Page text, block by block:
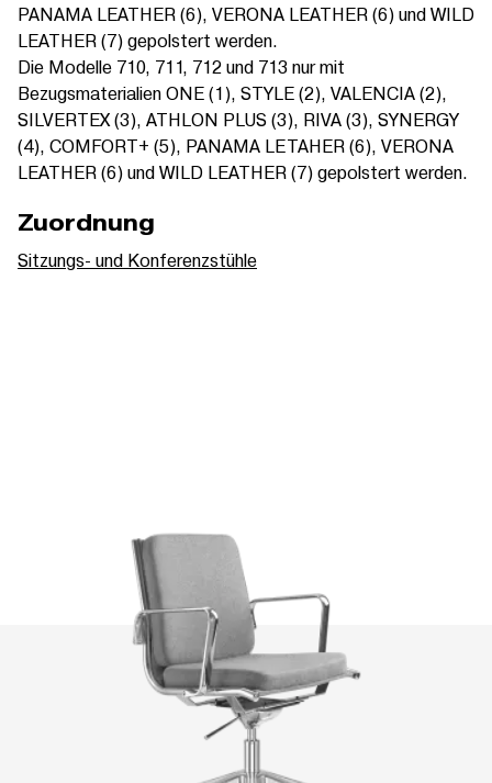
PANAMA LEATHER (6), VERONA LEATHER (6) und WILD
LEATHER (7) gepolstert werden.
Die Modelle 710, 711, 712 und 713 nur mit
Bezugsmaterialien ONE (1), STYLE (2), VALENCIA (2),
SILVERTEX (3), ATHLON PLUS (3), RIVA (3), SYNERGY
(4), COMFORT+ (5), PANAMA LETAHER (6), VERONA
LEATHER (6) und WILD LEATHER (7) gepolstert werden.
Zuordnung
Sitzungs- und Konferenzstühle